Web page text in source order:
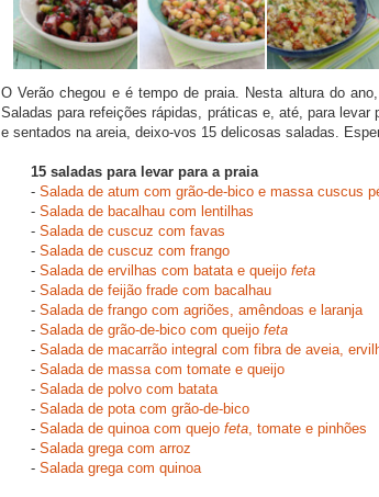
O Verão chegou e é tempo de praia. Nesta altura do
Saladas para refeições rápidas, práticas e, até, para levar
e sentados na areia, deixo-vos 15 delicosas saladas.
15 saladas para levar para a praia
- Salada de atum com grão-de-bico e massa cuscus
- Salada de bacalhau com lentilhas
- Salada de cuscuz com favas
- Salada de cuscuz com frango
- Salada de ervilhas com batata e queijo feta
- Salada de feijão frade com bacalhau
- Salada de frango com agriões, amêndoas e laranja
- Salada de grão-de-bico com queijo feta
- Salada de macarrão integral com fibra de aveia,
- Salada de massa com tomate e queijo
- Salada de polvo com batata
- Salada de pota com grão-de-bico
- Salada de quinoa com quejo feta , tomate e pinhões
- Salada grega com arroz
- Salada grega com quinoa